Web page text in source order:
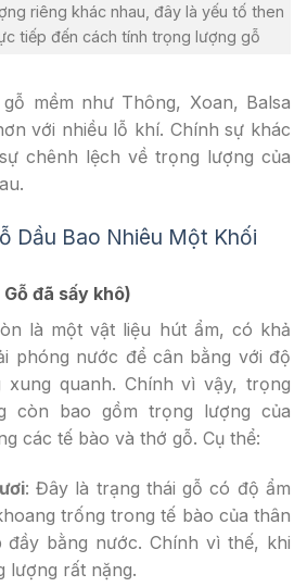
riêng khác nhau, đây là yếu tố then
tiếp đến cách tính trọng lượng gỗ
mềm như Thông, Xoan, Balsa
với nhiều lỗ khí. Chính sự khác
chênh lệch về trọng lượng của
Dầu Bao Nhiêu Một Khối
đã sấy khô)
là một vật liệu hút ẩm, có khả
phóng nước để cân bằng với độ
xung quanh. Chính vì vậy, trọng
còn bao gồm trọng lượng của
các tế bào và thớ gỗ. Cụ thể:
: Đây là trạng thái gỗ có độ ẩm
trống trong tế bào của thân
đầy bằng nước. Chính vì thế, khi
lượng rất nặng.